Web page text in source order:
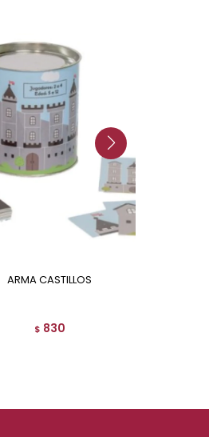
ARMA CASTILLOS
$ 830